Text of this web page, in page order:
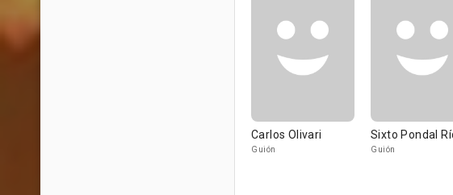
Carlos Olivari
Guión
Sixto Pondal
Guión